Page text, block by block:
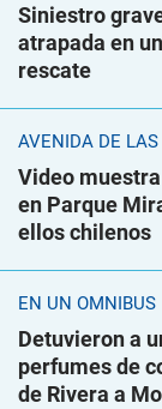
Siniestro
atrapada en
rescate
AVENIDA DE
Video
en Parque
ellos chilenos
EN UN ÓMNIBUS
Detuvieron a
perfumes de
de Rivera a